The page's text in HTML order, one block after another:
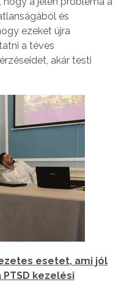
és
ezeket újra
a téves
akár testi
esetet, ami jól
kezelési